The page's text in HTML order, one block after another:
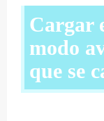
Cargar
modo
que se